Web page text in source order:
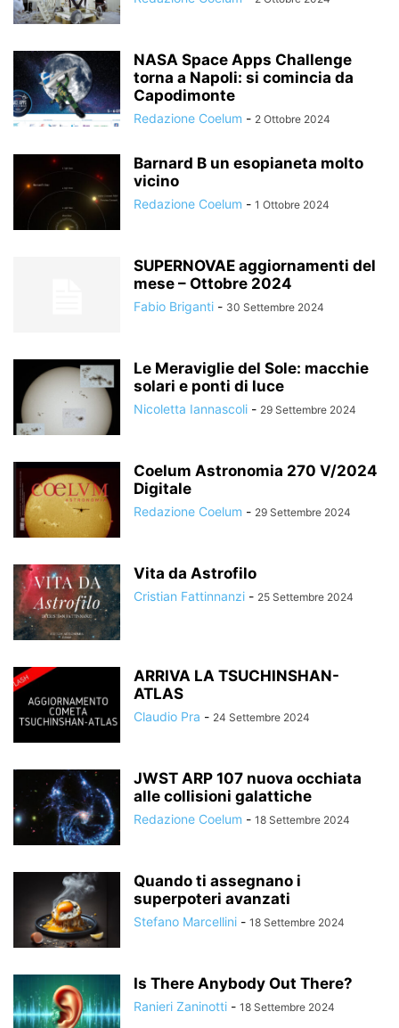
NASA Space Apps Challenge
torna a Napoli: si comincia da
Capodimonte
Redazione Coelum - 2 Ottobre 2024
Barnard B un esopianeta molto
vicino
Redazione Coelum - 1 Ottobre 2024
SUPERNOVAE aggiornamenti del
mese – Ottobre 2024
Fabio Briganti - 30 Settembre 2024
Le Meraviglie del Sole: macchie
solari e ponti di luce
Nicoletta Iannascoli - 29 Settembre 2024
Coelum Astronomia 270 V/2024
Digitale
Redazione Coelum - 29 Settembre 2024
Vita da Astrofilo
Cristian Fattinnanzi - 25 Settembre 2024
ARRIVA LA TSUCHINSHAN-
ATLAS
Claudio Pra - 24 Settembre 2024
JWST ARP 107 nuova occhiata
alle collisioni galattiche
Redazione Coelum - 18 Settembre 2024
Quando ti assegnano i
superpoteri avanzati
Stefano Marcellini - 18 Settembre 2024
Is There Anybody Out There?
Ranieri Zaninotti - 18 Settembre 2024